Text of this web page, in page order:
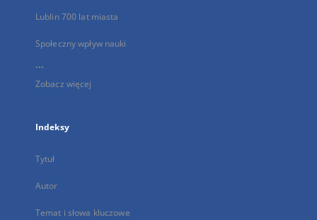
Lublin 700 lat miasta
Społeczny wpływ nauki
...
Zobacz więcej
Indeksy
Tytuł
Autor
Temat i słowa kluczowe